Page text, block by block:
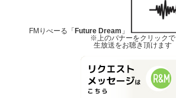
FMりべーる「 Future Dream 」
※上のバナーをクリックで
生放送をお聴き頂けます